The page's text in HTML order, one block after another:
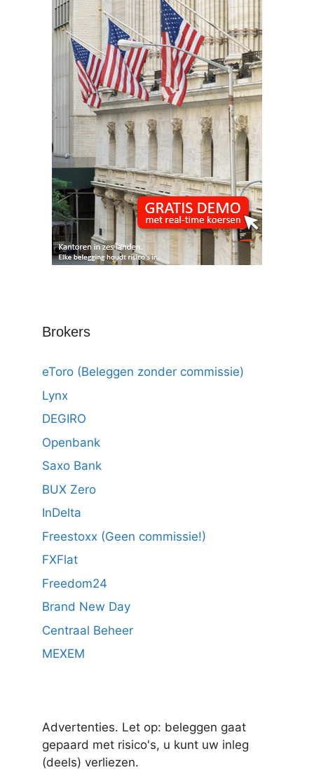
Brokers
eToro (Beleggen zonder commissie)
Lynx
DEGIRO
Openbank
Saxo Bank
BUX Zero
InDelta
Freestoxx (Geen commissie!)
FXFlat
Freedom24
Brand New Day
Centraal Beheer
MEXEM
Advertenties. Let op: beleggen gaat
gepaard met risico's, u kunt uw inleg
(deels) verliezen.